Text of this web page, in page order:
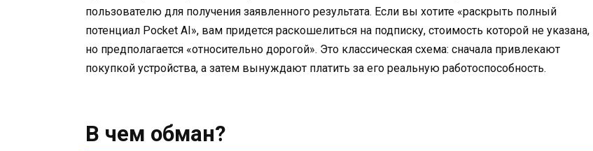
пользователю для получения заявленного результата. Если вы хотите «раскрыть полный
потенциал Pocket AI», вам придется раскошелиться на подписку, стоимость которой не указана,
но предполагается «относительно дорогой». Это классическая схема: сначала привлекают
покупкой устройства, а затем вынуждают платить за его реальную работоспособность.
В чем обман?